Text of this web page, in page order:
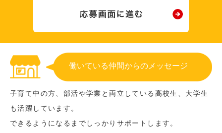
働いている仲間からのメッセージ
子育て中の方、部活や学業と両立している高校生、大学生
も活躍しています。
できるようになるまでしっかりサポートします。